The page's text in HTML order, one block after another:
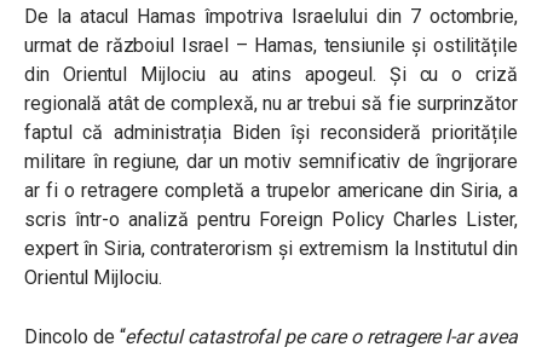
De la atacul Hamas împotriva Israelului din 7 octombrie,
urmat de războiul Israel – Hamas, tensiunile și ostilitățile
din Orientul Mijlociu au atins apogeul. Și cu o criză
regională atât de complexă, nu ar trebui să fie surprinzător
faptul că administrația Biden își reconsideră prioritățile
militare în regiune, dar un motiv semnificativ de îngrijorare
ar fi o retragere completă a trupelor americane din Siria, a
scris într-o analiză pentru Foreign Policy Charles Lister,
expert în Siria, contraterorism și extremism la Institutul din
Orientul Mijlociu.
Dincolo de “efectul catastrofal pe care o retragere l-ar avea